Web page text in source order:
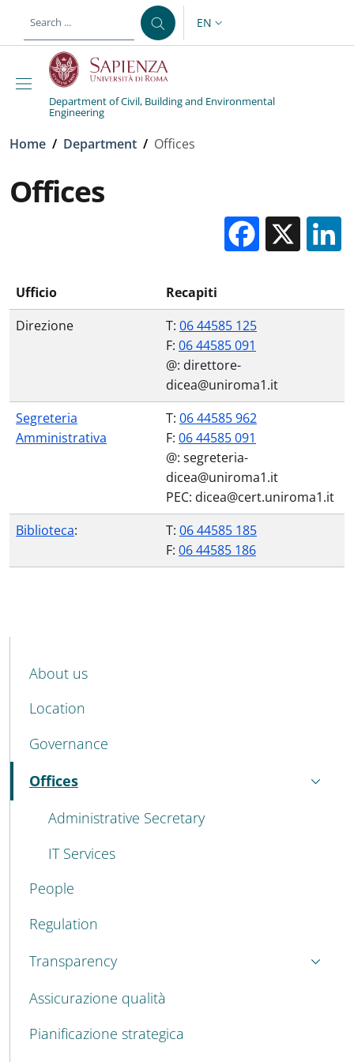
LANGUAGE SWITCHER:
EN
Department of Civil, Building and Environmental
Engineering
Breadcrumb
Home / Department / Offices
Offices
X
Ufficio
Recapiti
Direzione
T: 06 44585 125
F: 06 44585 091
@: direttore-
dicea@uniroma1.it
Segreteria
Amministrativa
T: 06 44585 962
F: 06 44585 091
@: segreteria-
dicea@uniroma1.it
PEC: dicea@cert.uniroma1.it
Biblioteca: T: 06 44585 185
F: 06 44585 186
MENU CEV SECOND NAVIGATION
About us
Location
Governance
Offices
Active
Administrative Secretary
IT Services
People
Regulation
Transparency
Assicurazione qualità
Pianificazione strategica